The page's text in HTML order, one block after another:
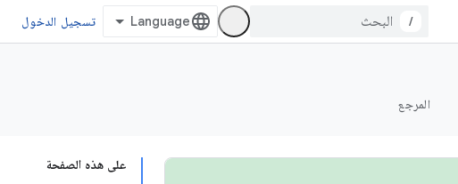
/ تسجيل الدخول
المرجع
على هذه الصفحة